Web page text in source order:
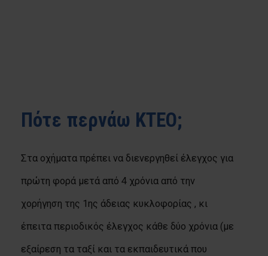
Πότε περνάω ΚΤΕΟ;
Στα οχήματα πρέπει να διενεργηθεί έλεγχος για
πρώτη φορά μετά από 4 χρόνια από την
χορήγηση της 1ης άδειας κυκλοφορίας , κι
έπειτα περιοδικός έλεγχος κάθε δύο χρόνια (με
εξαίρεση τα ταξί και τα εκπαιδευτικά που